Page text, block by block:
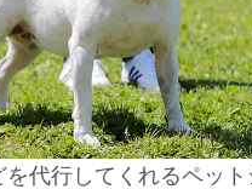
を代行してくれるペッ